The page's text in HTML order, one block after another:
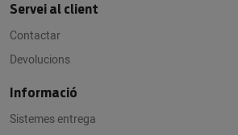
Servei al client
Contactar
Devolucions
Informació
Sistemes entrega